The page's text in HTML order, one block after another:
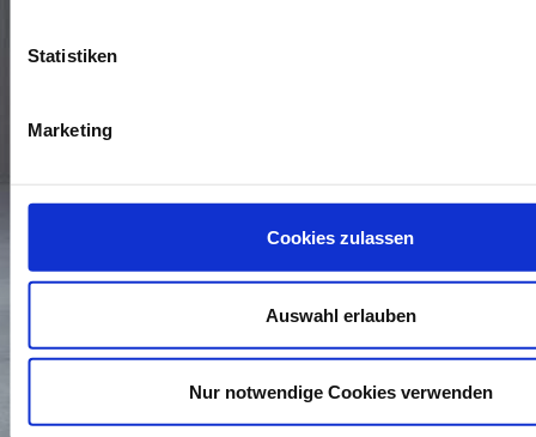
Statistiken
Marketing
Cookies zulassen
Auswahl erlauben
Nur notwendige Cookies verwenden
Angaben machen Sie auf freiwilliger Basis. Zur Bearbeitung
Sie uns in dem Kontaktformular zur Verfügung stellen. Wenn
Sie wissen möchten, wie wir mit Ihren personenbezogenen
Daten umgehen, können Sie dies in unsererDaten­schutz­
erklärungnachlesen.